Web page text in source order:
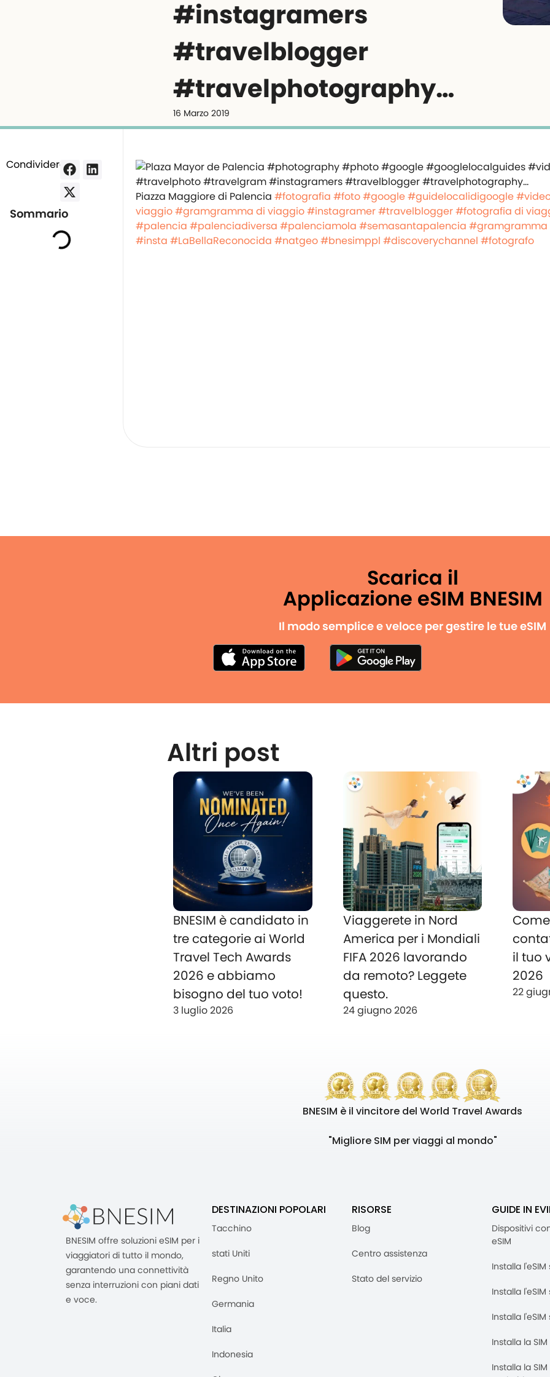
#instagramers
#travelblogger
#travelphotography…
16 Marzo 2019
Condividere:
Sommario
Piazza Maggiore di Palencia #fotografia #foto#google#guidelocalidigoogle
viaggio#gramgramma di viaggio#instagramer#travelblogger#fotografia di
#palencia #palenciadiversa #palenciamola #semasantapalencia #gramgramma
#insta #LaBellaReconocida #natgeo#bnesimppl #discoverychannel #fotografo
Scarica il
Applicazione eSIM BNESIM
Il modo semplice e veloce per gestire le tue eSIM
Altri post
BNESIM è candidato in
tre categorie ai World
Travel Tech Awards
2026 e abbiamo
bisogno del tuo voto!
3 luglio 2026
Viaggerete in Nord
America per i Mondiali
FIFA 2026 lavorando
da remoto? Leggete
questo.
24 giugno 2026
il tuo
2026
22
BNESIM è il vincitore del World Travel Awards
"Migliore SIM per viaggi al mondo"
BNESIM offre soluzioni eSIM per i
viaggiatori di tutto il mondo,
garantendo una connettività
senza interruzioni con piani dati
e voce.
DESTINAZIONI POPOLARI
Tacchino
stati Uniti
Regno Unito
Germania
Italia
Indonesia
RISORSE
Blog
Centro assistenza
Stato del servizio
GUIDE IN
Dispositivi
eSIM
Installa
Installa l'eSIM
Installa
Installa la
Installa la